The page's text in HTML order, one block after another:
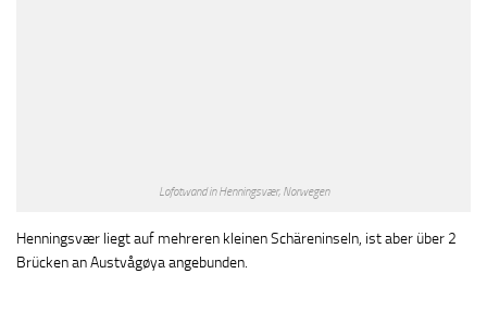
Lofotwand in Henningsvær, Norwegen
Henningsvær liegt auf mehreren kleinen Schäreninseln, ist aber über 2
Brücken an Austvågøya angebunden.